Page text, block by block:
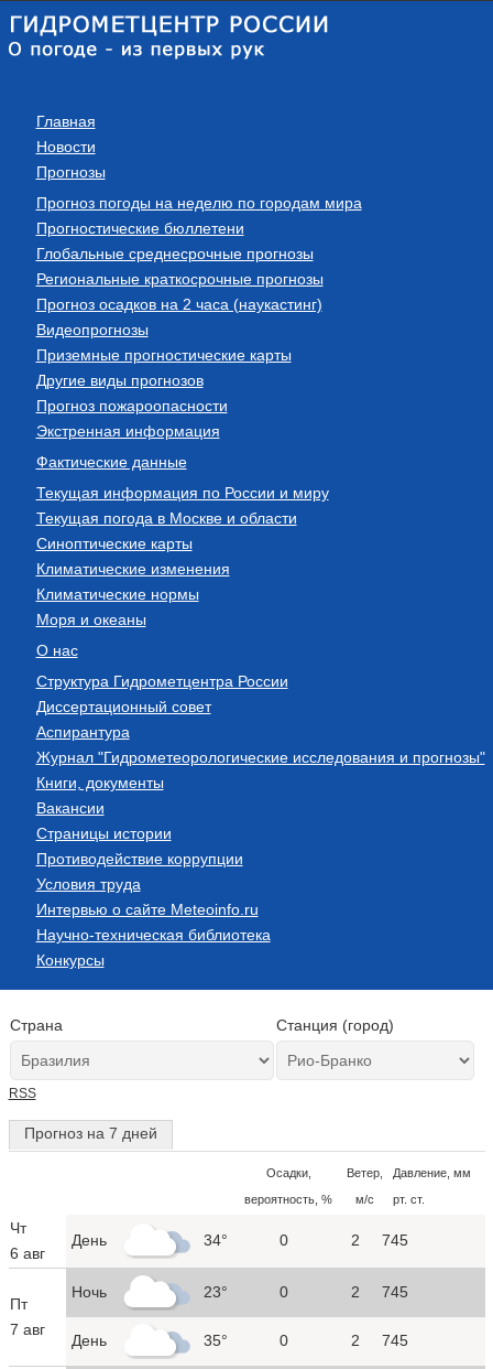
Главная
Новости
Прогнозы
Прогноз погоды на неделю по городам мира
Прогностические бюллетени
Глобальные среднесрочные прогнозы
Региональные краткосрочные прогнозы
Прогноз осадков на 2 часа (наукастинг)
Видеопрогнозы
Приземные прогностические карты
Другие виды прогнозов
Прогноз пожароопасности
Экстренная информация
Фактические данные
Текущая информация по России и миру
Текущая погода в Москве и области
Синоптические карты
Климатические изменения
Климатические нормы
Моря и океаны
О нас
Структура Гидрометцентра России
Диссертационный совет
Аспирантура
Журнал "Гидрометеорологические исследования и прогнозы"
Книги, документы
Вакансии
Страницы истории
Противодействие коррупции
Условия труда
Интервью о сайте Meteoinfo.ru
Научно-техническая библиотека
Конкурсы
Страна Станция (город)
RSS
Прогноз на 7 дней
Осадки,
вероятность, %
Ветер,
м/с
Давление, мм
рт. ст.
Чт
6 авг
День 34° 0 2 745
Пт
7 авг
Ночь 23° 0 2 745
День 35° 0 2 745